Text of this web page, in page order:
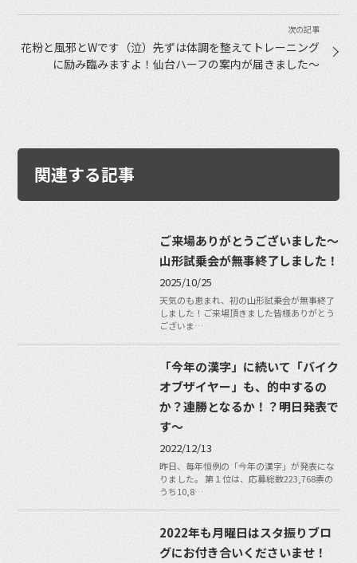
花粉と風邪とWです（泣）先ずは体調を整えてトレーニング
に励み臨みますよ！仙台ハーフの案内が届きました〜
関連する記事
ご来場ありがとうございました〜
山形試乗会が無事終了しました！
2025/10/25
天気のも恵まれ、初の山形試乗会が無事終了
しました！ご来場頂きました皆様ありがとう
ございま…
「今年の漢字」に続いて「バイク
オブザイヤー」も、的中するの
か？連勝となるか！？明日発表で
す〜
2022/12/13
昨日、毎年恒例の「今年の漢字」が発表にな
りました。 第１位は、応募総数223,768票の
うち10,8…
2022年も月曜日はスタ振りブロ
グにお付き合いくださいませ！